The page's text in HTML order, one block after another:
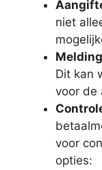
niet
Dit kan
voor de
voor
opties: